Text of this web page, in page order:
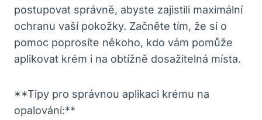
postupovat správně, abyste zajistili maximální
ochranu vaší pokožky. Začněte tím, že si o
pomoc poprosíte někoho, kdo vám pomůže
aplikovat krém i na obtížně dosažitelná místa.
**Tipy pro správnou aplikaci krému na
opalování:**